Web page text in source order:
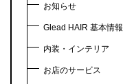
お知らせ
Glead HAIR 基本情報
内装・インテリア
お店のサービス